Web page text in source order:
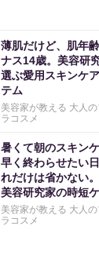
薄肌だけど、肌年
ナス14歳。美容研
選ぶ愛用スキンケ
テム
美容家が教える 大人
ラコスメ
暑くて朝のスキン
早く終わらせたい
れだけは省かない
美容研究家の時短
美容家が教える 大人
ラコスメ